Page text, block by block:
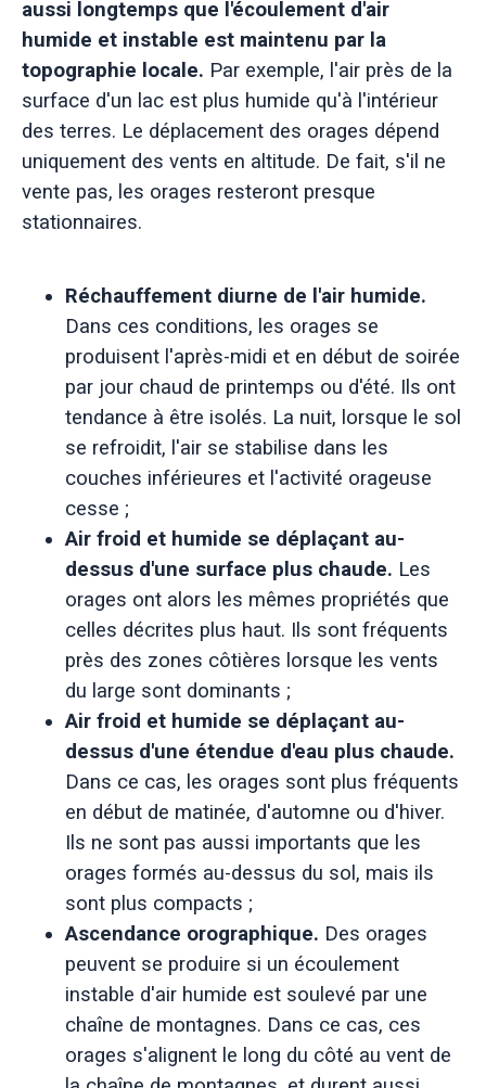
aussi longtemps que l'écoulement d'air
humide et instable est maintenu par la
topographie locale. Par exemple, l'air près de la
surface d'un lac est plus humide qu'à l'intérieur
des terres. Le déplacement des orages dépend
uniquement des vents en altitude. De fait, s'il ne
vente pas, les orages resteront presque
stationnaires.
Réchauffement diurne de l'air humide.
Dans ces conditions, les orages se
produisent l'après-midi et en début de soirée
par jour chaud de printemps ou d'été. Ils ont
tendance à être isolés. La nuit, lorsque le sol
se refroidit, l'air se stabilise dans les
couches inférieures et l'activité orageuse
cesse ;
Air froid et humide se déplaçant au-
dessus d'une surface plus chaude. Les
orages ont alors les mêmes propriétés que
celles décrites plus haut. Ils sont fréquents
près des zones côtières lorsque les vents
du large sont dominants ;
Air froid et humide se déplaçant au-
dessus d'une étendue d'eau plus chaude.
Dans ce cas, les orages sont plus fréquents
en début de matinée, d'automne ou d'hiver.
Ils ne sont pas aussi importants que les
orages formés au-dessus du sol, mais ils
sont plus compacts ;
Ascendance orographique. Des orages
peuvent se produire si un écoulement
instable d'air humide est soulevé par une
chaîne de montagnes. Dans ce cas, ces
orages s'alignent le long du côté au vent de